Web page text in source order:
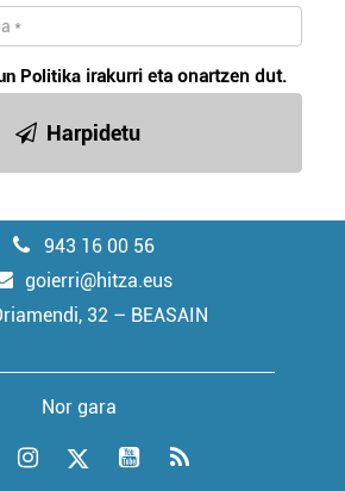
Politika irakurri eta onartzen dut.
Harpidetu
943 16 00 56
goierri@hitza.eus
32 – BEASAIN
Nor gara